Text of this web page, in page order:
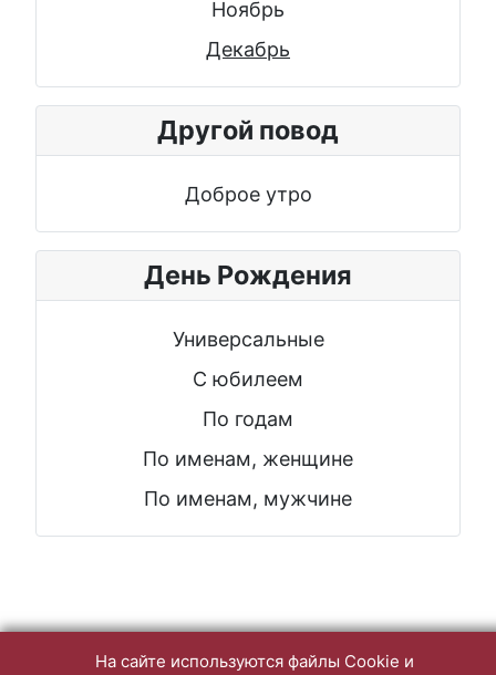
Ноябрь
Декабрь
Другой повод
Доброе утро
День Рождения
Универсальные
С юбилеем
По годам
По именам, женщине
По именам, мужчине
На сайте используются файлы Cookie и